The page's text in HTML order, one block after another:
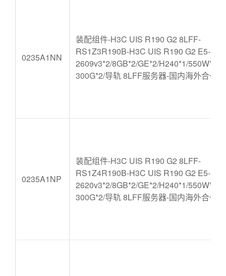
0235A1NN
装配组件-H3C UIS R190 G2 8LFF-
RS1Z3R190B-H3C UIS R190 G2 E5-
2609v3*2/8GB*2/GE*2/H240*1/550W*1/
300G*2/导轨 8LFF服务器-国内海外合一版
0235A1NP
装配组件-H3C UIS R190 G2 8LFF-
RS1Z4R190B-H3C UIS R190 G2 E5-
2620v3*2/8GB*2/GE*2/H240*1/550W*1/
300G*2/导轨 8LFF服务器-国内海外合一版